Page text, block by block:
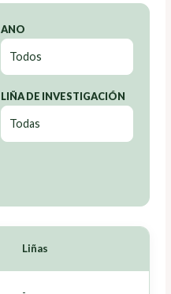
ANO
LIÑA DE INVESTIGACIÓN
Liñas